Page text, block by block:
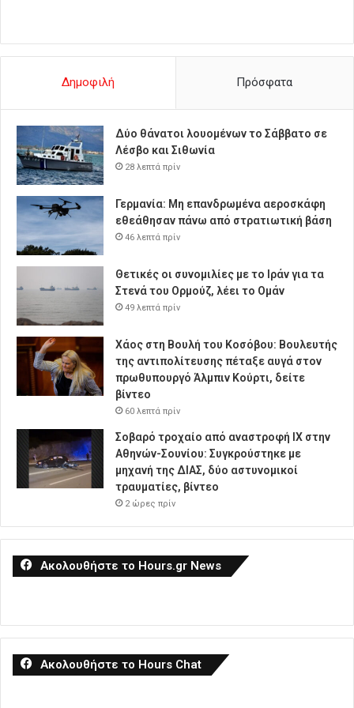
Δημοφιλή Πρόσφατα
Δύο θάνατοι λουομένων το Σάββατο σε
Λέσβο και Σιθωνία
28 λεπτά πρίν
Γερμανία: Μη επανδρωμένα αεροσκάφη
εθεάθησαν πάνω από στρατιωτική βάση
46 λεπτά πρίν
Θετικές οι συνομιλίες με το Ιράν για τα
Στενά του Ορμούζ, λέει το Ομάν
49 λεπτά πρίν
Χάος στη Βουλή του Κοσόβου: Βουλευτής
της αντιπολίτευσης πέταξε αυγά στον
πρωθυπουργό Άλμπιν Κούρτι, δείτε
βίντεο
60 λεπτά πρίν
Σοβαρό τροχαίο από αναστροφή ΙΧ στην
Αθηνών-Σουνίου: Συγκρούστηκε με
μηχανή της ΔΙΑΣ, δύο αστυνομικοί
τραυματίες, βίντεο
2 ώρες πρίν
Ακολουθήστε το Hours.gr News
Ακολουθήστε το Hours Chat